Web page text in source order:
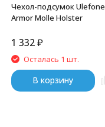
Чехол-подсумок Ulefone
Armor Molle Holster
1 332₽
Осталась 1 шт.
В корзину